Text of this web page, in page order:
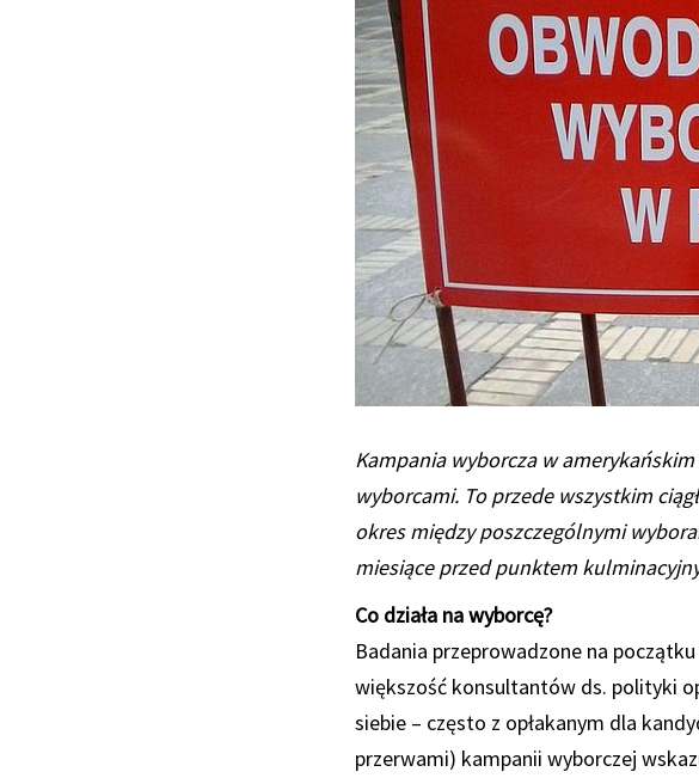
Kampania wyborcza w
wyborcami. To przede wszystkim
okres między poszczególnymi
miesiące przed punktem
Co działa na wyborcę?
Badania przeprowadzone na
większość konsultantów ds. polityki
siebie – często z opłakanym dla
przerwami) kampanii wyborczej